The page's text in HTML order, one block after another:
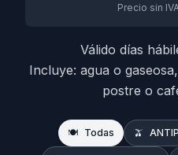
Precio sin IVA
Válido días
Incluye: agua o
postre o
🍽️ Todas 🫒